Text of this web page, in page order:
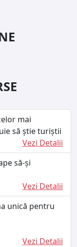
mai
să știe turiștii
Vezi Detalii
să-și
Vezi Detalii
unică pentru
Vezi Detalii